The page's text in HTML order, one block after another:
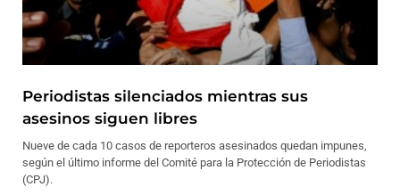
Periodistas silenciados mientras sus
asesinos siguen libres
Nueve de cada 10 casos de reporteros asesinados quedan impunes,
según el último informe del Comité para la Protección de Periodistas
(CPJ).